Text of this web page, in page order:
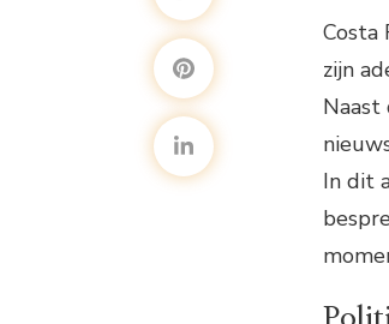
Costa
zijn
Naast
In dit